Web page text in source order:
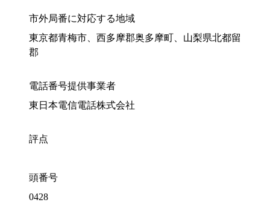
市外局番に対応する地域
東京都青梅市、西多摩郡奥多摩町、山梨県北都留
郡
電話番号提供事業者
東日本電信電話株式会社
評点
頭番号
0428